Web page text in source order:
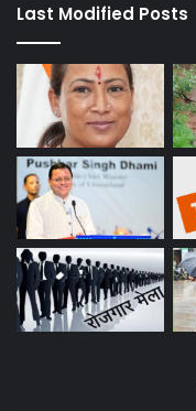
Last Modified Posts